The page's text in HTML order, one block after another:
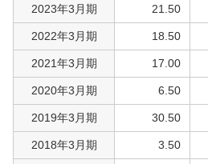
2023年3月期 21.50
2022年3月期 18.50
2021年3月期 17.00
2020年3月期 6.50
2019年3月期 30.50
2018年3月期 3.50